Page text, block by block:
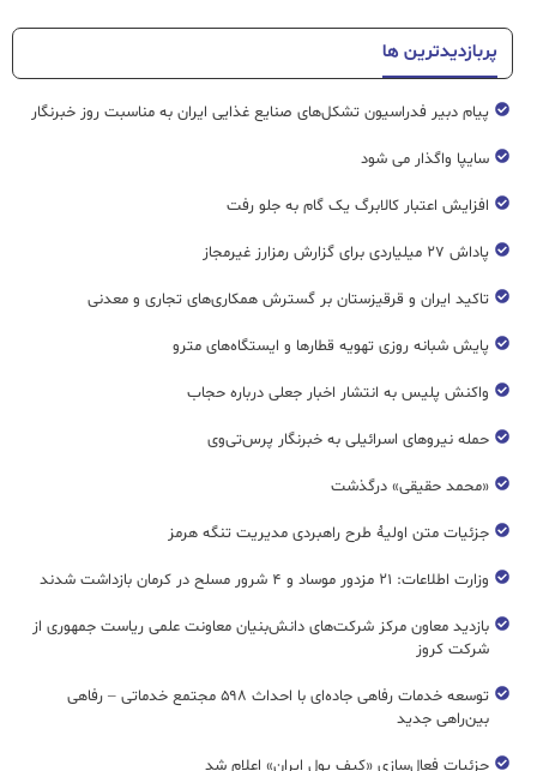
پربازدیدترین ها
پیام دبیر فدراسیون تشکل‌های صنایع غذایی ایران به مناسبت روز خبرنگار
سایپا واگذار می شود
افزایش اعتبار کالابرگ یک گام به جلو رفت
پاداش ۲۷ میلیاردی برای گزارش رمزارز غیرمجاز
تاکید ایران و قرقیزستان بر گسترش همکاری‌های تجاری و معدنی
پایش شبانه روزی تهویه قطار‌ها و ایستگاه‌های مترو
واکنش پلیس به انتشار اخبار جعلی درباره حجاب
حمله نیروهای اسرائیلی به خبرنگار پرس‌تی‌وی
«محمد حقیقی» درگذشت
جزئیات متن اولیۀ طرح راهبردی مدیریت تنگه هرمز
وزارت اطلاعات: ۲۱ مزدور موساد و ۴ شرور مسلح در کرمان بازداشت شدند
بازدید معاون مرکز شرکت‌های دانش‌بنیان معاونت علمی ریاست جمهوری از
شرکت کروز
توسعه خدمات رفاهی جاده‌ای با احداث ۵۹۸ مجتمع خدماتی – رفاهی
بین‌راهی جدید
جزئیات فعال‌سازی «کیف پول ایران» اعلام شد